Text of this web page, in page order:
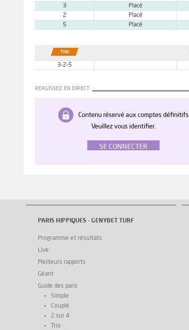
3
Placé
2
Placé
5
Placé
3-2-5
REAGISSEZ EN DIRECT
Contenu réservé aux comptes définitifs
Veuillez vous identifier.
SE CONNECTER
PARIS HIPPIQUES - GENYBET TURF
Programme et résultats
Live
Meilleurs rapports
Géant
Guide des paris
Simple
Couplé
2 sur 4
Trio